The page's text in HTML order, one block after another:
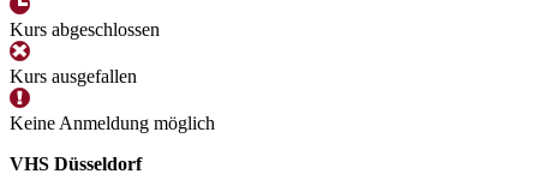
Kurs abgeschlossen
Kurs ausgefallen
Keine Anmeldung möglich
VHS Düsseldorf